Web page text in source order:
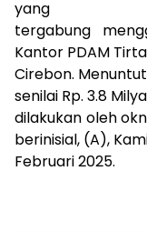
yang
tergabung
Kantor PDAM
Cirebon.
senilai Rp. 3.8
dilakukan oleh
berinisial, (A),
Februari 2025.